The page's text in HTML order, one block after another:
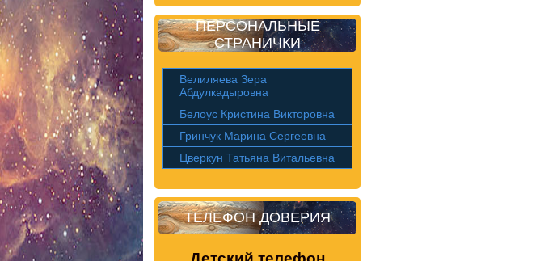
ПЕРСОНАЛЬНЫЕ
СТРАНИЧКИ
Велиляева Зера
Абдулкадыровна
Белоус Кристина Викторовна
Гринчук Марина Сергеевна
Цверкун Татьяна Витальевна
ТЕЛЕФОН ДОВЕРИЯ